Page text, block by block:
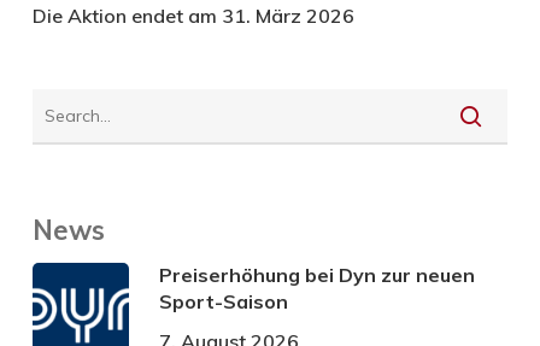
Die Aktion endet am 31. März 2026
News
Preiserhöhung bei Dyn zur neuen
Sport-Saison
7. August 2026